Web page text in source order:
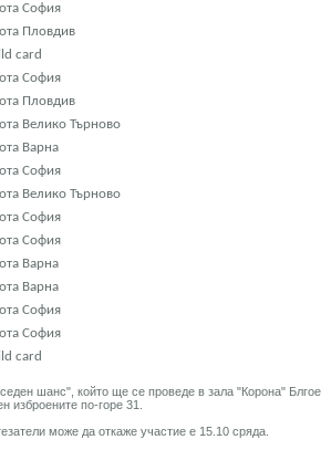
София
Пловдив
card
София
Пловдив
Велико Търново
Варна
София
Велико Търново
София
София
Варна
Варна
София
София
card
шанс", който ще се проведе в зала "Корона"
изброените по-горе 31.
може да откаже участие е 15.10 сряда.